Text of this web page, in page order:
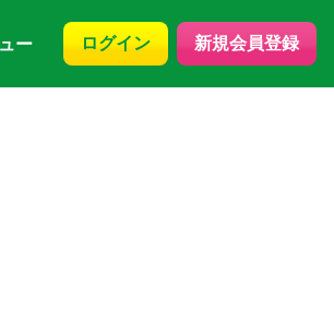
ー ログイン 新規会員登録